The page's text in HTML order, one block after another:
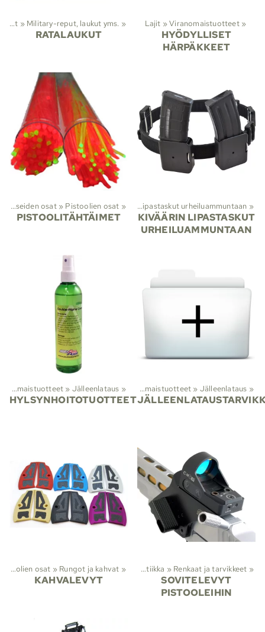
Viranomaistuotteet ‪» Military-reput, laukut yms. ‪»
RATALAUKUT
Lajit ‪»Viranomaistuotteet ‪»
HYÖDYLLISET
HÄRPÄKKEET
Aseiden osat ‪» Pistoolien osat ‪»
PISTOOLITÄHTÄIMET
Lajit‪»Viranomaistuotteet‪» Kotelot Lipastaskut urheiluammuntaan ‪»
KIVÄÄRIN LIPASTASKUT
URHEILUAMMUNTAAN
Viranomaistuotteet ‪» Jälleenlataus ‪»
HYLSYNHOITOTUOTTEET
Lajit‪» Viranomaistuotteet ‪» Jälleenlataus ‪»
Pistoolien osat ‪» Rungot ja kahvat ‪»
KAHVALEVYT
Lajit‪»Viranomaistuotteet Optiikka ‪» Renkaat ja tarvikkeet ‪»
SOVITELEVYT
PISTOOLEIHIN